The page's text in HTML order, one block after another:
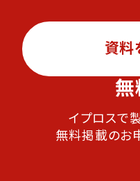
資料
イプロスで
無料掲載のお